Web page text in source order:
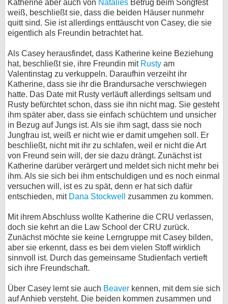
Katherine aber auch von Natalies Betrug beim Songfest
weiß, beschließt sie, dass die beiden Häuser nunmehr
quitt sind. Sie ist allerdings enttäuscht von Casey, die sie
eigentlich als Freundin betrachtet hat.
Als Casey herausfindet, dass Katherine keine Beziehung
hat, beschließt sie, ihre Freundin mit Rusty am
Valentinstag zu verkuppeln. Daraufhin verzeiht ihr
Katherine, dass sie ihr die Brandursache verschwiegen
hatte. Das Date mit Rusty verläuft allerdings seltsam und
Rusty befürchtet schon, dass sie ihn nicht mag. Sie gesteht
ihm später aber, dass sie einfach schüchtern und unsicher
in Bezug auf Jungs ist. Als sie ihm sagt, dass sie noch
Jungfrau ist, weiß er nicht wie er damit umgehen soll. Er
beschließt, nicht mit ihr zu schlafen, weil er nicht die Art
von Freund sein will, der sie dazu drängt. Zunächst ist
Katherine darüber verärgert und meldet sich nicht mehr bei
ihm. Als sie sich bei ihm entschuldigen und es noch einmal
versuchen will, ist es zu spät, denn er hat sich dafür
entschieden, mit Dana Stockwell zusammen zu kommen.
Mit ihrem Abschluss wollte Katherine die CRU verlassen,
doch sie kehrt an die Law School der CRU zurück.
Zunächst möchte sie keine Lerngruppe mit Casey bilden,
aber sie erkennt, dass es bei dem vielen Stoff wirklich
sinnvoll ist. Durch das gemeinsame Studienfach vertieft
sich ihre Freundschaft.
Über Casey lernt sie auch Beaver kennen, mit dem sie sich
auf Anhieb versteht. Die beiden kommen zusammen und